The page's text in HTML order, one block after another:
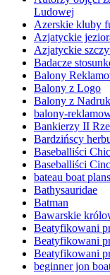
Ludowej
Azerskie kluby
Azjatyckie
Azjatyckie
Badacze
Balony
Balony z Logo
Balony z
balony-
Bankierzy II
Bardzińscy
Baseballiści
Baseballiści
bateau boat plans
Bathysauridae
Batman
Bawarskie
Beatyfikowani
Beatyfikowani
Beatyfikowani
beginner jon